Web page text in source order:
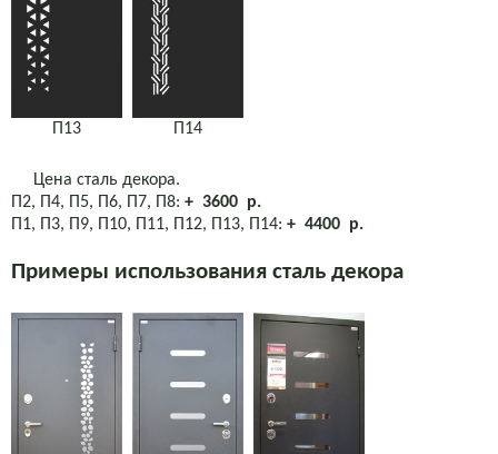
П13 П14
Цена сталь декора.
П2, П4, П5, П6, П7, П8: + 3600 р.
П1, П3, П9, П10, П11, П12, П13, П14: + 4400 р.
Примеры использования сталь декора